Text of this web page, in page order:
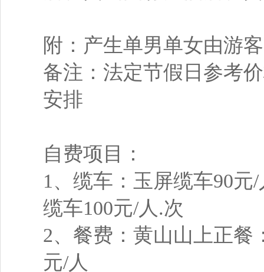
附：产生单男单女由游
备注：法定节假日参考
安排
自费项目：
1、缆车：玉屏缆车90
缆车100元/人.次
2、餐费：黄山山上正餐
元/人